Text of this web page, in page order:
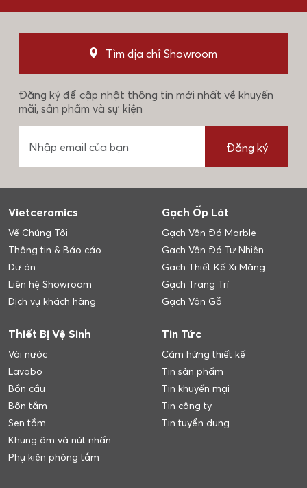
Tìm địa chỉ Showroom
Đăng ký để cập nhật thông tin mới nhất về khuyến
mãi, sản phẩm và sự kiện
Đăng ký
Vietceramics
Về Chúng Tôi
Thông tin & Báo cáo
Dự án
Liên hệ Showroom
Dịch vụ khách hàng
Gạch Ốp Lát
Gạch Vân Đá Marble
Gạch Vân Đá Tự Nhiên
Gạch Thiết Kế Xi Măng
Gạch Trang Trí
Gạch Vân Gỗ
Thiết Bị Vệ Sinh
Vòi nước
Lavabo
Bồn cầu
Bồn tắm
Sen tắm
Khung âm và nút nhấn
Phụ kiện phòng tắm
Tin Tức
Cảm hứng thiết kế
Tin sản phẩm
Tin khuyến mại
Tin công ty
Tin tuyển dụng